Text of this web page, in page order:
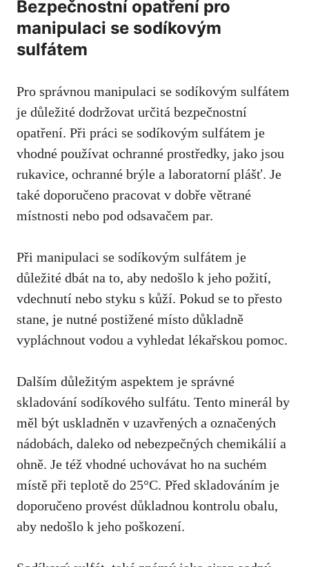
Bezpečnostní opatření pro
manipulaci ‍se sodíkovým
sulfátem
Pro ‌správnou manipulaci se sodíkovým sulfátem
je důležité dodržovat určitá bezpečnostní
opatření. ⁤Při práci⁢ se‍ sodíkovým sulfátem je
vhodné používat ⁢ochranné prostředky, jako jsou
rukavice, ochranné brýle‌ a laboratorní plášť.‌ Je‌
také doporučeno pracovat ⁣v dobře větrané
místnosti‌ nebo pod odsavačem ‍par.
Při⁣ manipulaci ⁣se​ sodíkovým sulfátem je
důležité⁣ dbát na to, aby nedošlo k⁣ jeho⁢ požití,
vdechnutí nebo styku s kůží. Pokud se to přesto
stane, je nutné postižené ‍místo důkladně
vypláchnout⁤ vodou a vyhledat lékařskou pomoc.
Dalším důležitým aspektem⁣ je správné
skladování sodíkového sulfátu. Tento minerál by
⁣měl být uskladněn v ‍uzavřených a​ označených
nádobách, daleko od⁣ nebezpečných chemikálií a
ohně. Je ⁢též vhodné uchovávat ho ⁢na suchém
místě při ​teplotě do⁢ 25°C. Před⁣ skladováním ⁣je
⁤doporučeno provést důkladnou kontrolu obalu,
aby nedošlo k ‍jeho‍ poškození.